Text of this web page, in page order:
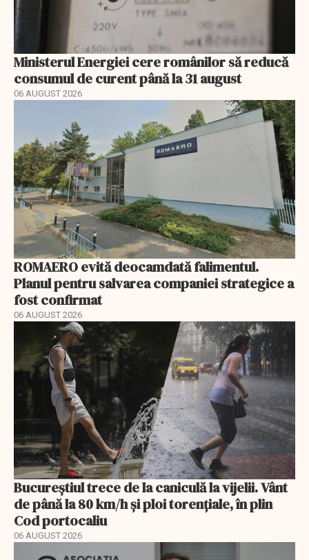
Ministerul Energiei cere românilor să reducă
consumul de curent până la 31 august
06 AUGUST 2026
ROMAERO evită deocamdată falimentul.
Planul pentru salvarea companiei strategice a
fost confirmat
06 AUGUST 2026
Bucureștiul trece de la caniculă la vijelii. Vânt
de până la 80 km/h și ploi torențiale, în plin
Cod portocaliu
06 AUGUST 2026